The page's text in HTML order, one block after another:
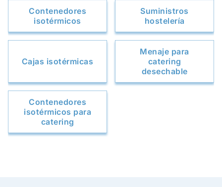
Contenedores
isotérmicos
Suministros
hostelería
Cajas isotérmicas
Menaje para
catering
desechable
Contenedores
isotérmicos para
catering